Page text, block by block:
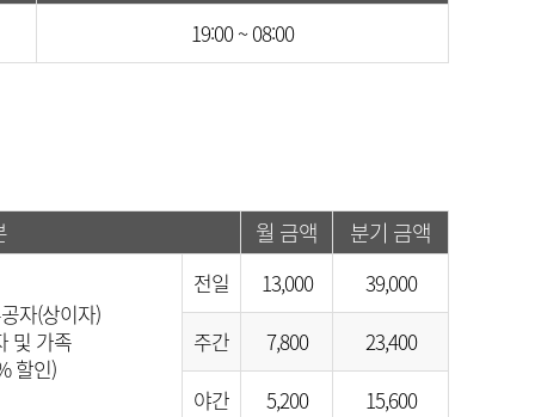
19:00 ~ 08:00
월 금액 분기 금액
자(상이자)
및 가족
할인)
전일 13,000
39,000
주간 7,800
23,400
야간 5,200 15,600